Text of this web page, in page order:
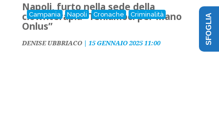
Campania Napoli Cronache Criminalità
Napoli, furto nella sede della
clownterapia “Teniamoci per Mano
Onlus”
DENISE UBBRIACO| 15 GENNAIO 2025 11:00 SFOGLIA